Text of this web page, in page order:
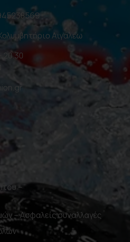
Αιγάλεω
20.30
–
– Ασφαλείς συναλλαγές